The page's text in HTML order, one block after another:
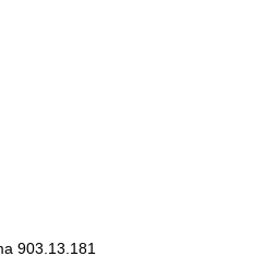
903.13.181